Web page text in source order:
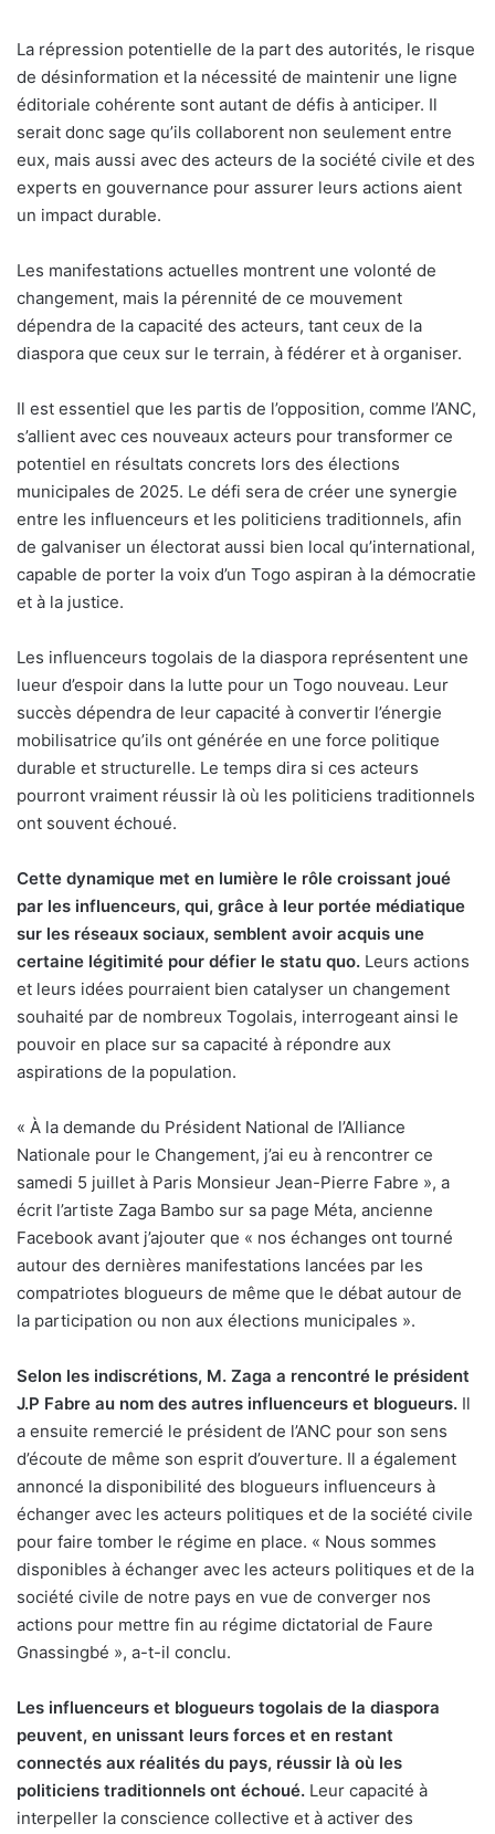
La répression potentielle de la part des autorités, le risque
de désinformation et la nécessité de maintenir une ligne
éditoriale cohérente sont autant de défis à anticiper. Il
serait donc sage qu’ils collaborent non seulement entre
eux, mais aussi avec des acteurs de la société civile et des
experts en gouvernance pour assurer leurs actions aient
un impact durable.
Les manifestations actuelles montrent une volonté de
changement, mais la pérennité de ce mouvement
dépendra de la capacité des acteurs, tant ceux de la
diaspora que ceux sur le terrain, à fédérer et à organiser.
Il est essentiel que les partis de l’opposition, comme l’ANC,
s’allient avec ces nouveaux acteurs pour transformer ce
potentiel en résultats concrets lors des élections
municipales de 2025. Le défi sera de créer une synergie
entre les influenceurs et les politiciens traditionnels, afin
de galvaniser un électorat aussi bien local qu’international,
capable de porter la voix d’un Togo aspiran à la démocratie
et à la justice.
Les influenceurs togolais de la diaspora représentent une
lueur d’espoir dans la lutte pour un Togo nouveau. Leur
succès dépendra de leur capacité à convertir l’énergie
mobilisatrice qu’ils ont générée en une force politique
durable et structurelle. Le temps dira si ces acteurs
pourront vraiment réussir là où les politiciens traditionnels
ont souvent échoué.
Cette dynamique met en lumière le rôle croissant joué
par les influenceurs, qui, grâce à leur portée médiatique
sur les réseaux sociaux, semblent avoir acquis une
certaine légitimité pour défier le statu quo. Leurs actions
et leurs idées pourraient bien catalyser un changement
souhaité par de nombreux Togolais, interrogeant ainsi le
pouvoir en place sur sa capacité à répondre aux
aspirations de la population.
« À la demande du Président National de l’Alliance
Nationale pour le Changement, j’ai eu à rencontrer ce
samedi 5 juillet à Paris Monsieur Jean-Pierre Fabre », a
écrit l’artiste Zaga Bambo sur sa page Méta, ancienne
Facebook avant j’ajouter que « nos échanges ont tourné
autour des dernières manifestations lancées par les
compatriotes blogueurs de même que le débat autour de
la participation ou non aux élections municipales ».
Selon les indiscrétions, M. Zaga a rencontré le président
J.P Fabre au nom des autres influenceurs et blogueurs. Il
a ensuite remercié le président de l’ANC pour son sens
d’écoute de même son esprit d’ouverture. Il a également
annoncé la disponibilité des blogueurs influenceurs à
échanger avec les acteurs politiques et de la société civile
pour faire tomber le régime en place. « Nous sommes
disponibles à échanger avec les acteurs politiques et de la
société civile de notre pays en vue de converger nos
actions pour mettre fin au régime dictatorial de Faure
Gnassingbé », a-t-il conclu.
Les influenceurs et blogueurs togolais de la diaspora
peuvent, en unissant leurs forces et en restant
connectés aux réalités du pays, réussir là où les
politiciens traditionnels ont échoué. Leur capacité à
interpeller la conscience collective et à activer des